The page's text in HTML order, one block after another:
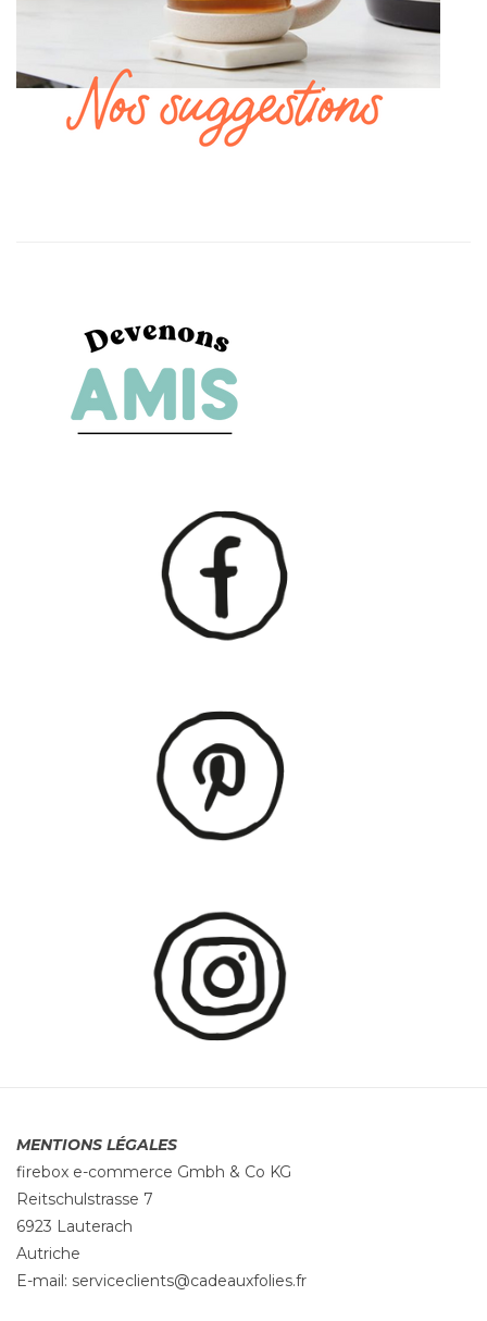
MENTIONS LÉGALES
firebox e-commerce Gmbh & Co KG
Reitschulstrasse 7
6923 Lauterach
Autriche
E-mail: serviceclients@cadeauxfolies.fr